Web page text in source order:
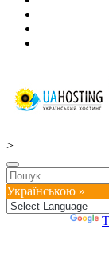
>
Пошук:
Українською »